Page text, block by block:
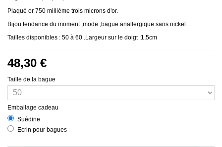
Plaqué or 750 millième trois microns d'or.
Bijou tendance du moment ,mode ,bague anallergique sans nickel .
Tailles disponibles : 50 à 60 .Largeur sur le doigt :1,5cm
48,30 €
Taille de la bague
Emballage cadeau
Suédine
Ecrin pour bagues